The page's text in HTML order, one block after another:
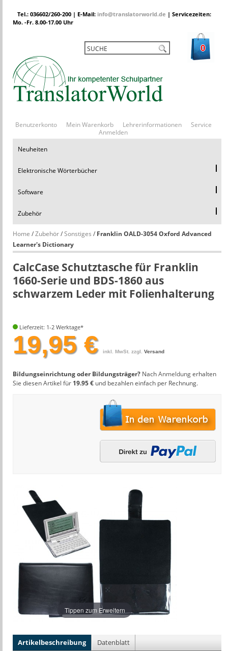
Tel.: 036602/260-200 | E-Mail: info@translatorworld.de | Servicezeiten:
Mo. -Fr. 8.00-17.00 Uhr
0
Benutzerkonto Mein Warenkorb Lehrerinformationen
Service
Anmelden
Neuheiten
Elektronische Wörterbücher
Software
Zubehör
Home /Zubehör/Sonstiges / Franklin OALD-3054 Oxford Advanced
Learner's Dictionary
CalcCase Schutztasche für Franklin
1660-Serie und BDS-1860 aus
schwarzem Leder mit Folienhalterung
Lieferzeit: 1-2 Werktage*
19,95 € inkl. MwSt. zzgl. Versand
Bildungseinrichtung oder Bildungsträger? NachAnmeldungerhalten
Sie diesen Artikel für 19.95 € und bezahlen einfach per Rechnung.
Tippen zum Erweitern
Artikelbeschreibung Datenblatt